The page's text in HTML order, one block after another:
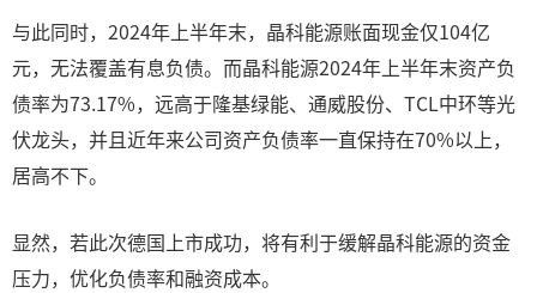
与此同时，2024年上半年末，晶科能源账面现金仅104亿
元，无法覆盖有息负债。而晶科能源2024年上半年末资产负
债率为73.17%，远高于隆基绿能、通威股份、TCL中环等光
伏龙头，并且近年来公司资产负债率一直保持在70%以上，
居高不下。
显然，若此次德国上市成功，将有利于缓解晶科能源的资金
压力，优化负债率和融资成本。